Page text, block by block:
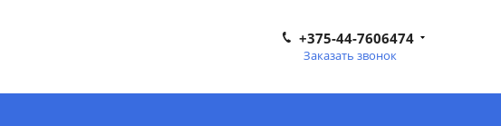
+375-44-7606474
Заказать звонок